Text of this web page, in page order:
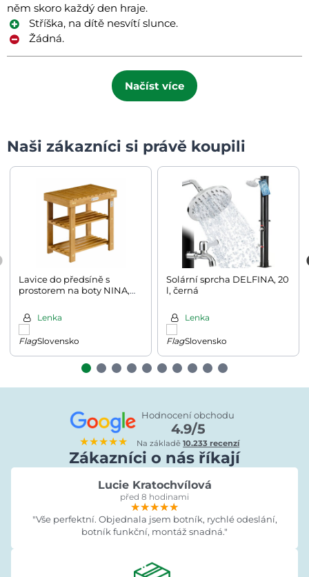
něm skoro každý den hraje.
Stříška, na dítě nesvítí slunce.
Žádná.
Načíst více
Naši zákazníci si právě koupili
Lavice do předsíně s
prostorem na boty NINA,
hnědáLenka
Slovensko
Solární sprcha DELFINA, 20
l, černá
Lenka
Slovensko
★★★★★
Hodnocení obchodu
4.9/5
Na základě10.233 recenzí
Zákazníci o nás říkají
Lucie Kratochvílová
před 8 hodinami
★★★★★
★★★★★
★★★★★
"Vše perfektní. Objednala jsem botník, rychlé odeslání,
botník funkční, montáž snadná."